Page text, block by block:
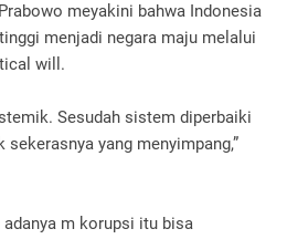
meyakini bahwa Indonesia
menjadi negara maju melalui
will.
Sesudah sistem diperbaiki
yang menyimpang,”
m korupsi itu bisa